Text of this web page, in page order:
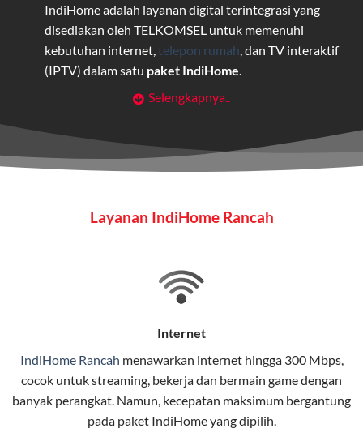
IndiHome adalah layanan digital terintegrasi yang
disediakan oleh TELKOMSEL untuk memenuhi
kebutuhan internet, telepon rumah , dan TV interaktif
(IPTV) dalam satu paket IndiHome
Layanan Wifi Indihome ini dirancang untuk
maupun individu yang membutuhkan konektivitas dan
hiburan berkualitas tinggi.
pengguna rumah dan bisnis.
stabil, dan memiliki berbagai pilihan paket IndiHome
Selain internet, layanan IndiHome juga mencakup TV
interaktif (IndiHome TV) dan telepon rumah dalam
satu paket.
Selengkapnya..
Layanan IndiHome Rancah
Internet
IndiHome Rancah menawarkan internethingga 300 Mbps,
cocok untuk streaming, bekerja dan bermain game dengan
banyak perangkat. Namun, kecepatan maksimum bergantung
pada paket IndiHome yang dipilih.